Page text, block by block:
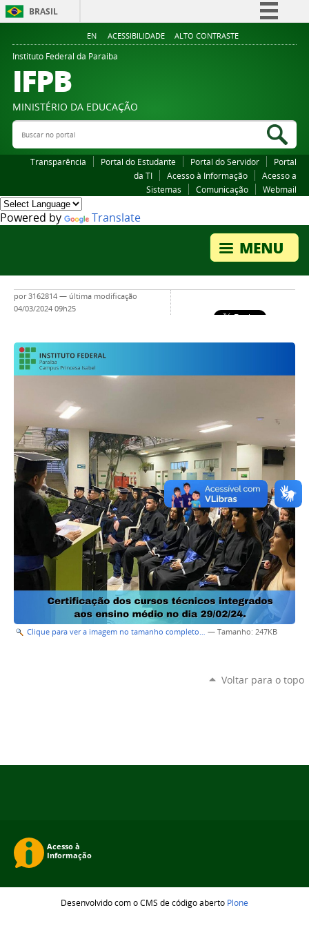
BRASIL
Simplifique!
Legislação
EN ACESSIBILIDADE ALTO CONTRASTE
Instituto Federal da Paraiba
IFPB
MINISTÉRIO DA EDUCAÇÃO
Buscar no portal
Transparência Portal do Estudante Portal do Servidor
Portal
da TI
Acesso à Informação
Acesso a
Sistemas
Comunicação Webmail
Powered by Translate
por3162814 — última modificação
04/03/2024 09h25
Clique para ver a imagem no tamanho completo… — Tamanho: 247KB
Voltar para o topo
Desenvolvido com o CMS de código aberto Plone